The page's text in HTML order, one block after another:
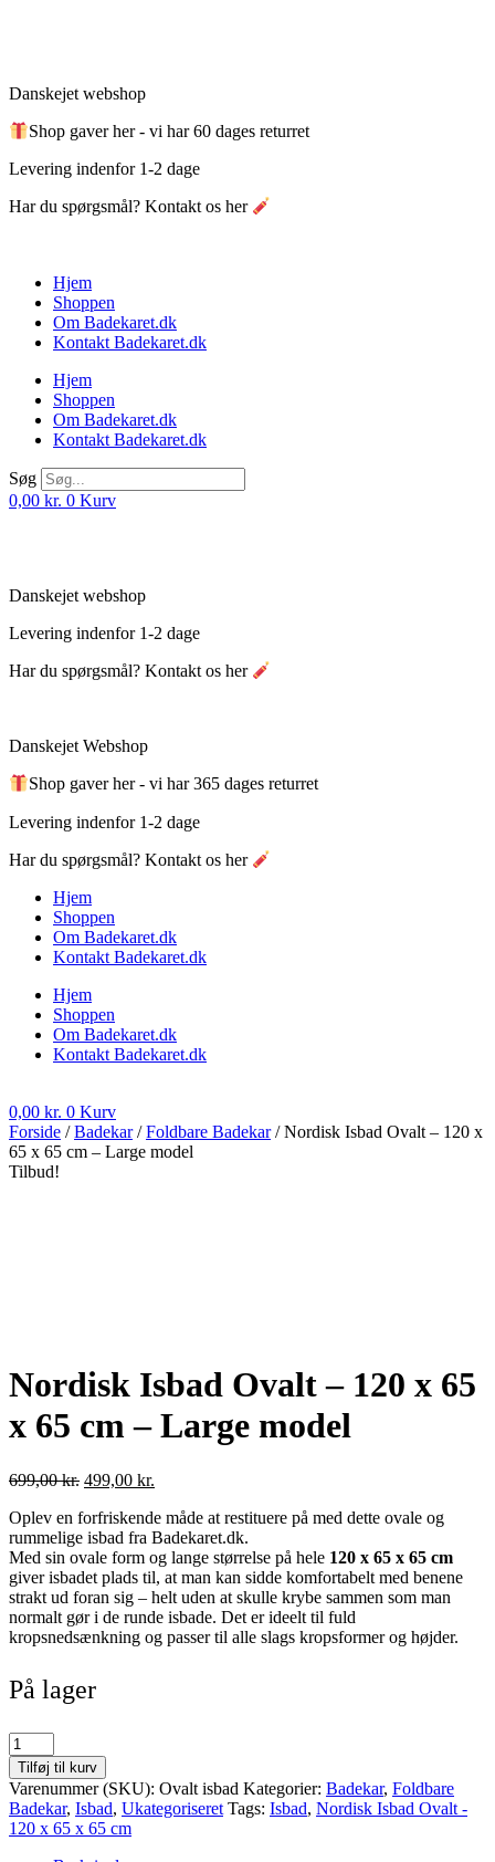
Danskejet webshop
Shop gaver her - vi har 60 dages returret
Levering indenfor 1-2 dage
Har du spørgsmål? Kontakt os her
Hjem
Shoppen
Om Badekaret.dk
Kontakt Badekaret.dk
Hjem
Shoppen
Om Badekaret.dk
Kontakt Badekaret.dk
Søg
0,00 kr. 0 Kurv
Danskejet webshop
Levering indenfor 1-2 dage
Har du spørgsmål? Kontakt os her
Danskejet Webshop
Shop gaver her - vi har 365 dages returret
Levering indenfor 1-2 dage
Har du spørgsmål? Kontakt os her
Hjem
Shoppen
Om Badekaret.dk
Kontakt Badekaret.dk
Hjem
Shoppen
Om Badekaret.dk
Kontakt Badekaret.dk
0,00 kr. 0 Kurv
Forside /Badekar/Foldbare Badekar/ Nordisk Isbad Ovalt – 120 x
65 x 65 cm – Large model
Tilbud!
Nordisk Isbad Ovalt – 120 x 65
x 65 cm – Large model
699,00kr. Den
pris
var:
699,00 kr..
499,00 kr.
pris
er:
499,00 kr..
Oplev en forfriskende måde at restituere på med dette ovale og
rummelige isbad fra Badekaret.dk.
Med sin ovale form og lange størrelse på hele 120 x 65 x 65 cm
giver isbadet plads til, at man kan sidde komfortabelt med benene
strakt ud foran sig – helt uden at skulle krybe sammen som man
normalt gør i de runde isbade. Det er ideelt til fuld
kropsnedsænkning og passer til alle slags kropsformer og højder.
På lager
Nordisk
Isbad
Ovalt
-
120
x
Tilføj til kurv
Varenummer (SKU): Ovalt isbad Kategorier: Badekar, Foldbare
Badekar, Isbad, Ukategoriseret Tags: Isbad, Nordisk Isbad Ovalt -
120 x 65 x 65 cm